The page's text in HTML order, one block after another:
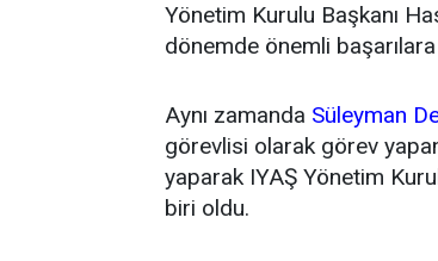
Yönetim Kurulu Başkanı
dönemde önemli başarılara
Aynı zamanda Süleyman
görevlisi olarak görev
yaparak IYAŞ Yönetim
biri oldu.